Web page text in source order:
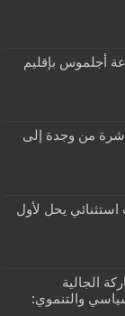
أجلموس بإقليم
من وجدة إلى
الحديدي 70.3 حدث استثنائي يحل لأول
الجالية
والتنموي: